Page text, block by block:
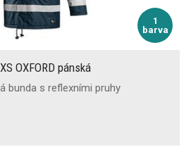
1
barva
OXFORD pánská
bunda s reflexními pruhy